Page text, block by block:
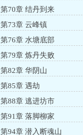
第70章 结丹到来
第73章 云峰镇
第76章 水塘底部
第79章 炼丹失败
第82章 华阴山
第85章 遇劫
第88章 逃进坊市
第91章 落脚柳家
第94章 潜入断魂山